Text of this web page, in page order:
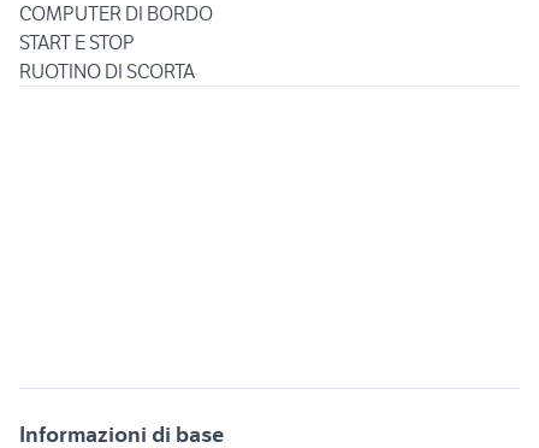
COMPUTER DI BORDO
START E STOP
Informazioni di base